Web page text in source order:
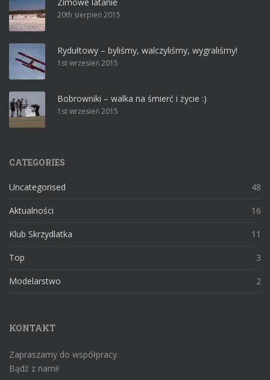
20th sierpień 2015
Rydułtowy – byliśmy, walczyliśmy, wygraliśmy!
1st wrzesień 2015
Bobrowniki – walka na śmierć i życie :)
1st wrzesień 2015
CATEGORIES
Uncategorised 48
Aktualności 16
Klub Skrzydlatka 11
Top 3
Modelarstwo 2
KONTAKT
Zapraszamy do współpracy
Bądź z nami!